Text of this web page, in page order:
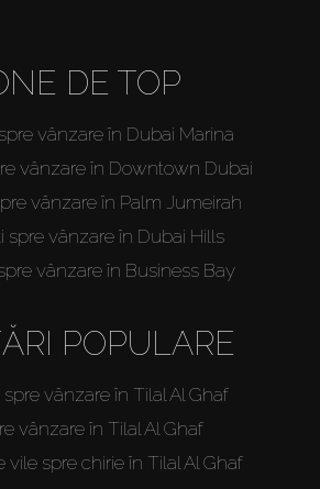
DE TOP
vânzare în Dubai Marina
vânzare în Downtown Dubai
vânzare în Palm Jumeirah
spre vânzare în Dubai Hills
vânzare în Business Bay
POPULARE
spre vânzare în Tilal Al Ghaf
vânzare în Tilal Al Ghaf
vile spre chirie în Tilal Al Ghaf